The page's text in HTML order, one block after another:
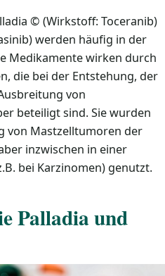
© (Wirkstoff: Toceranib)
werden häufig in der
Medikamente wirken durch
die bei der Entstehung, der
von
beteiligt sind. Sie wurden
von Mastzelltumoren der
inzwischen in einer
bei Karzinomen) genutzt.
Palladia und